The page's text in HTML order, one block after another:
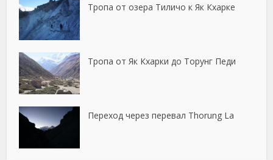
Тропа от озера Тиличо к Як Кхарке
Тропа от Як Кхарки до Торунг Педи
Переход через перевал Thorung La